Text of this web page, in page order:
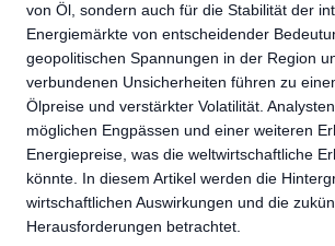
von Öl, sondern auch für die Stabilität der
Energiemärkte von entscheidender
geopolitischen Spannungen in der Region
verbundenen Unsicherheiten führen zu
Ölpreise und verstärkter Volatilität.
möglichen Engpässen und einer weiteren
Energiepreise, was die weltwirtschaftliche
könnte. In diesem Artikel werden die
wirtschaftlichen Auswirkungen und die
Herausforderungen betrachtet.